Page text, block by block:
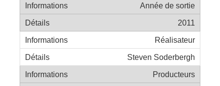
Année de sortie
2011
Réalisateur
Steven Soderbergh
Producteurs